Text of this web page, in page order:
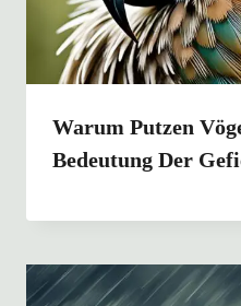
Warum Putzen
Bedeutung Der